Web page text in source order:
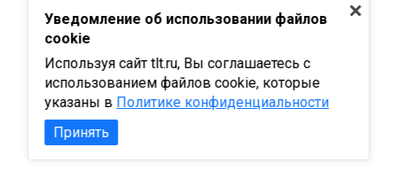
Уведомление об использовании файлов
cookie
Используя сайт tlt.ru, Вы соглашаетесь с
использованием файлов cookie, которые
указаны в Политике конфиденциальности
Принять